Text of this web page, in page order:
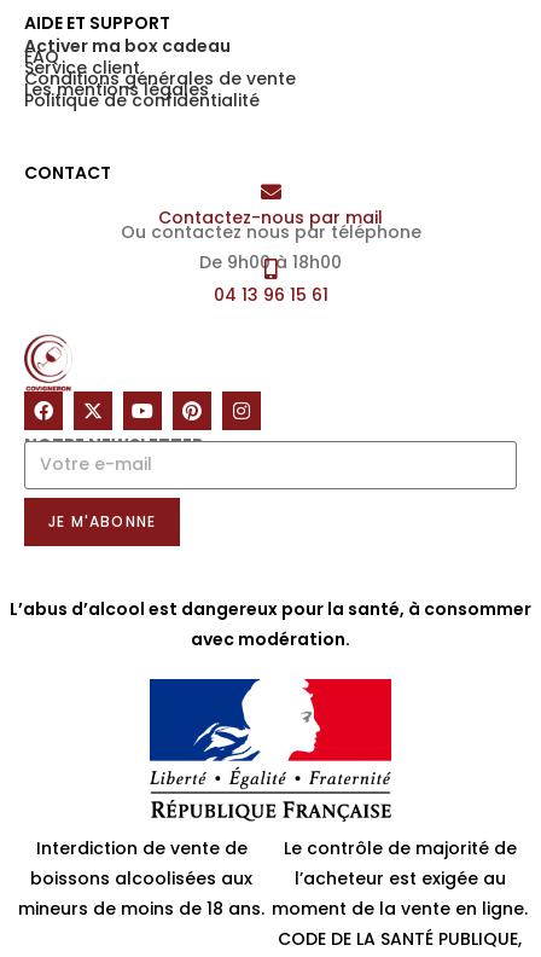
NOTRE NEWSLETTER
JE M'ABONNE
CONTACT
Contactez-nous par mail
Ou contactez nous par téléphone
De 9h00 à 18h00
04 13 96 15 61
AIDE ET SUPPORT
Activer ma box cadeau
FAQ
Service client
Conditions générales de vente
Les mentions légales
Politique de confidentialité
L’abus d’alcool est dangereux pour la santé, à consommer
avec modération.
Interdiction de vente de
boissons alcoolisées aux
mineurs de moins de 18 ans.
Le contrôle de majorité de
l’acheteur est exigée au
moment de la vente en ligne.
CODE DE LA SANTÉ PUBLIQUE,